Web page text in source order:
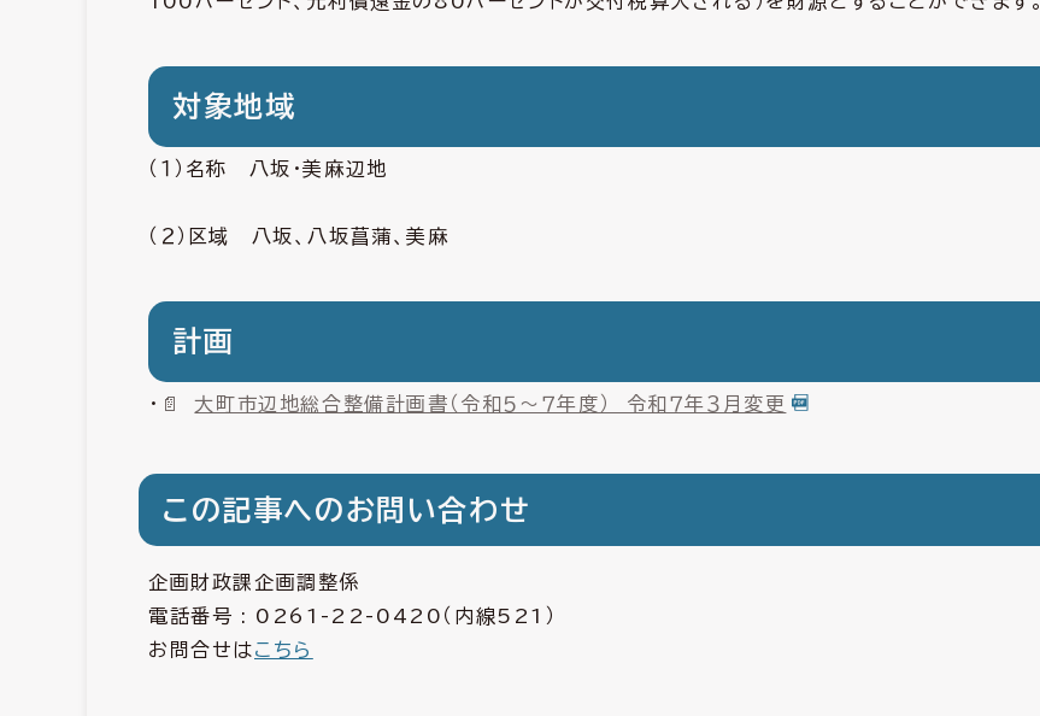
対象地域
（１）名称 八坂・美麻辺地
（２）区域 八坂、八坂菖蒲、美麻
計画
・ 大町市辺地総合整備計画書（令和５～７年度） 令和７年３月変更
この記事へのお問い合わせ
企画財政課企画調整係
電話番号 : 0261-22-0420 （内線521）
お問合せはこちら